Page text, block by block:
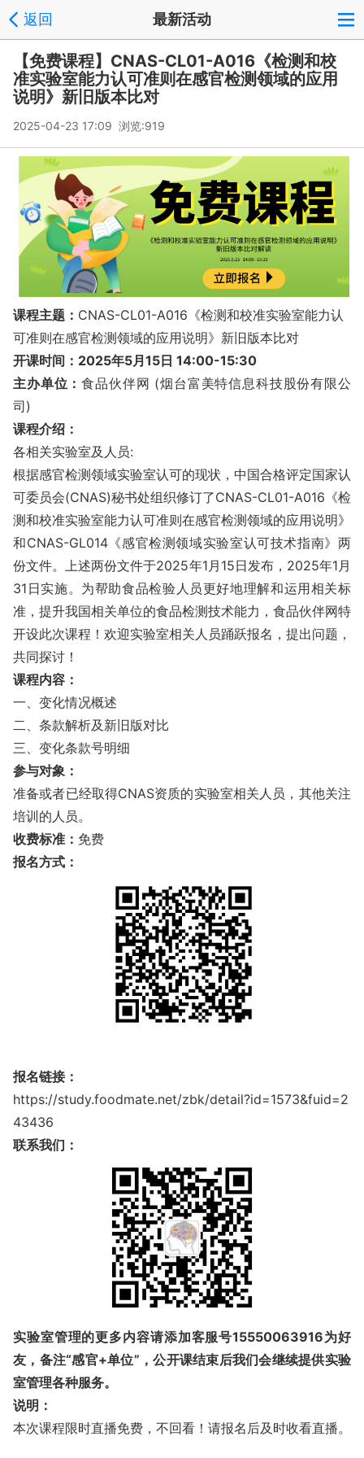
返回 最新活动
【免费课程】CNAS-CL01-A016《检测和校
准实验室能力认可准则在感官检测领域的应用
说明》新旧版本比对
2025-04-23 17:09 浏览:919
课程主题： CNAS-CL01-A016《检测和校准实验室能力认
可准则在感官检测领域的应用说明》新旧版本比对
开课时间： 2025年5月15日 14:00-15:30
主办单位：食品伙伴网 (烟台富美特信息科技股份有限公
司)
课程介绍：
各相关实验室及人员:
根据感官检测领域实验室认可的现状，中国合格评定国家认
可委员会(CNAS)秘书处组织修订了CNAS-CL01-A016《检
测和校准实验室能力认可准则在感官检测领域的应用说明》
和CNAS-GL014《感官检测领域实验室认可技术指南》两
份文件。上述两份文件于2025年1月15日发布，2025年1月
31日实施。为帮助食品检验人员更好地理解和运用相关标
准，提升我国相关单位的食品检测技术能力，食品伙伴网特
开设此次课程！欢迎实验室相关人员踊跃报名，提出问题，
共同探讨！
课程内容：
一、变化情况概述
二、条款解析及新旧版对比
三、变化条款号明细
参与对象：
准备或者已经取得CNAS资质的实验室相关人员，其他关注
培训的人员。
收费标准： 免费
报名方式：
报名链接：
https://study.foodmate.net/zbk/detail?id=1573&fuid=2
43436
联系我们：
实验室管理的更多内容请添加客服号15550063916为好
友，备注“感官+单位”，公开课结束后我们会继续提供实验
室管理各种服务。
说明：
本次课程限时直播免费，不回看！请报名后及时收看直播。